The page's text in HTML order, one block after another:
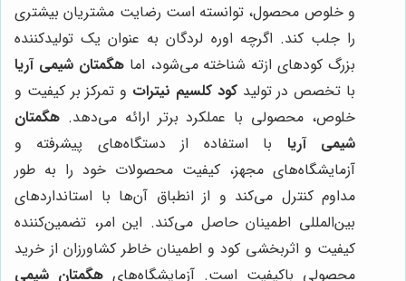
و خلوص محصول، توانسته است رضایت مشتریان بیشتری
را جلب کند. اگرچه اوره لردگان به عنوان یک تولیدکننده
بزرگ کودهای ازته شناخته می‌شود، اماهگمتان شیمی آریا
با تخصص در تولیدکود کلسیم نیترات و تمرکز بر کیفیت و
خلوص، محصولی با عملکرد برتر ارائه می‌دهد. هگمتان
شیمی آریا با استفاده از دستگاه‌های پیشرفته و
آزمایشگاه‌های مجهز، کیفیت محصولات خود را به طور
مداوم کنترل می‌کند و از انطباق آن‌ها با استانداردهای
بین‌المللی اطمینان حاصل می‌کند. این امر، تضمین‌کننده
کیفیت و اثربخشی کود و اطمینان خاطر کشاورزان از خرید
محصولی باکیفیت است. آزمایشگاه‌های هگمتان شیمی